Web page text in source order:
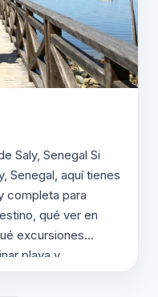
Saly, Senegal Si
Senegal, aquí tienes
completa para
qué ver en
excursiones
playa y